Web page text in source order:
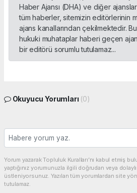
Haber Ajansı (DHA) ve diğer
tüm haberler, sitemizin editörlerinin
ajans kanallarından çekilmektedir.
hukuki muhataplar haberi geçen
bir editörü sorumlu tutulamaz...
Okuyucu Yorumları (0)
Yorum yazarak Topluluk Kuralları’nı kabul etmiş
yaptığınız yorumunuzla ilgili doğrudan veya
üstleniyorsunuz. Yazılan tüm yorumlardan site
tutulamaz.